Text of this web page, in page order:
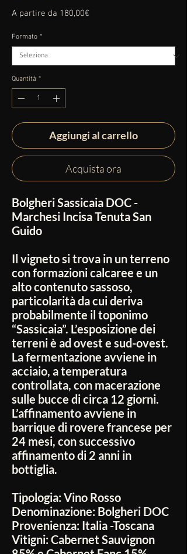
A partire da 180,00€
Formato *
Quantità *
Aggiungi al carrello
Acquista ora
Bolgheri Sassicaia DOC -
Marchesi Incisa Tenuta San
Guido
Il vigneto si trova in un terreno
con formazioni calcaree e un
alto contenuto sassoso,
particolarità da cui deriva
probabilmente il toponimo
“Sassicaia”. L’esposizione dei
terreni è ad ovest e sud-ovest.
La fermentazione avviene in
acciaio, a temperatura
controllata, con macerazione
sulle bucce di circa 12 giorni.
L’affinamento avviene in
barrique di rovere francese per
24 mesi, con successivo
affinamento di 2 anni in
bottiglia.
Tipologia: Vino Rosso
Denominazione: Bolgheri DOC
Provenienza: Italia -Toscana
Vitigni: Cabernet Sauvignon